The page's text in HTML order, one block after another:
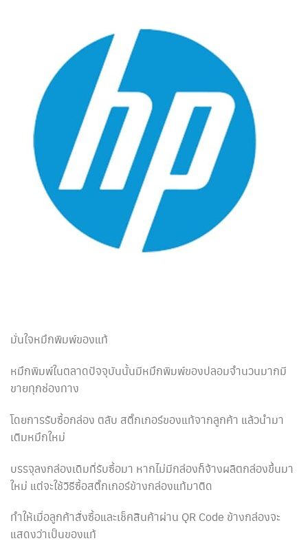
มั่นใจหมึกพิมพ์ของแท้
หมึกพิมพ์ในตลาดปัจจุบันนั้นมีหมึกพิมพ์ของปลอมจำนวนมากมี
ขายทุกช่องทาง
โดยการรับซื้อกล่อง ตลับ สติ๊กเกอร์ของแท้จากลูกค้า แล้วนำมา
เติมหมึกใหม่
บรรจุลงกล่องเดิมที่รับซื้อมา หากไม่มีกล่องก็จ้างผลิตกล่องขึ้นมา
ใหม่ แต่จะใช้วิธีซื้อสติ๊กเกอร์ข้างกล่องแท้มาติด
ทำให้เมื่อลูกค้าสั่งซื้อและเช็คสินค้าผ่าน QR Code ข้างกล่องจะ
แสดงว่าเป็นของแท้